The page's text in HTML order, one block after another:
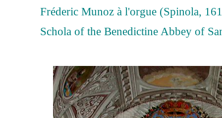
Fréderic Munoz à l'orgue (Spinola,
Schola of the Benedictine Abbey of